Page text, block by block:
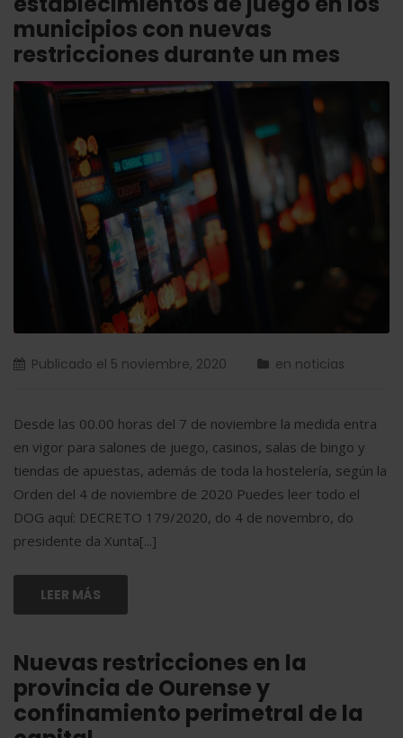
municipios con nuevas
restricciones durante un mes
Publicado el 5 noviembre, 2020 en noticias
Desde las 00.00 horas del 7 de noviembre la medida entra
en vigor para salones de juego, casinos, salas de bingo y
tiendas de apuestas, además de toda la hostelería, según la
Orden del 4 de noviembre de 2020 Puedes leer todo el
DOG aquí: DECRETO 179/2020, do 4 de novembro, do
presidente da Xunta[...]
LEER MÁS
Nuevas restricciones en la
provincia de Ourense y
confinamiento perimetral de la